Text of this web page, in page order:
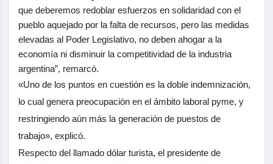
que deberemos redoblar esfuerzos en solidaridad con el
pueblo aquejado por la falta de recursos, pero las medidas
elevadas al Poder Legislativo, no deben ahogar a la
economía ni disminuir la competitividad de la industria
argentina”, remarcó.
«Uno de los puntos en cuestión es la doble indemnización,
lo cual genera preocupación en el ámbito laboral pyme, y
restringiendo aún más la generación de puestos de
trabajo», explicó.
Respecto del llamado dólar turista, el presidente de